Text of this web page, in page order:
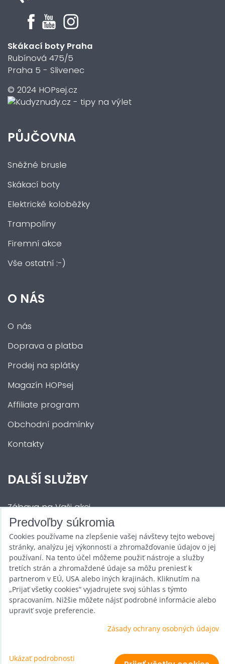
Skákací boty Praha
Rubínová 475/5
Praha 5 - Slivenec
© 2024 HOPsej.cz
PŮJČOVNA
Sněžné brusle
Skákací boty
Elektrické koloběžky
Trampolíny
Firemní akce
Vše ostatní :-)
O NÁS
O nás
Doprava a platba
Prodej na splátky
Magazín HOPsej
Affiliate program
Obchodní podmínky
Kontakty
DALŠÍ SLUŽBY
Zábava na Vaši akci
Půjčovna
Promotéři
Kurzy a setkání
Velkoobchod
Nabídka práce
Zásady ochrany osobných údajov
Predvoľby súkromia
Cookies používame na zlepšenie vašej návštevy tejto webovej
stránky, analýzu jej výkonnosti a zhromažďovanie údajov o jej
používaní. Na tento účel môžeme použiť nástroje a služby
tretích strán a zhromaždené údaje sa môžu preniesť k
partnerom v EÚ, USA alebo iných krajinách. Kliknutím na
„Prijať všetky cookies“ vyjadrujete svoj súhlas s týmto
spracovaním. Nižšie môžete nájsť podrobné informácie alebo
upraviť svoje preferencie.
Zásady ochrany osobných údajov
Ukázať podrobnosti